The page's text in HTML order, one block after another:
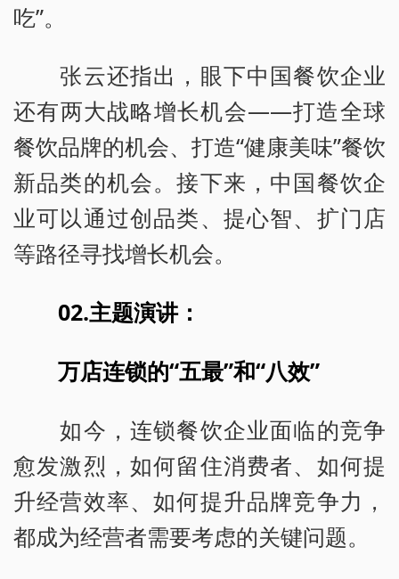
吃”。
张云还指出，眼下中国餐饮企业
还有两大战略增长机会——打造全球
餐饮品牌的机会、打造“健康美味”餐饮
新品类的机会。接下来，中国餐饮企
业可以通过创品类、提心智、扩门店
等路径寻找增长机会。
02.主题演讲：
万店连锁的“五最”和“八效”
如今，连锁餐饮企业面临的竞争
愈发激烈，如何留住消费者、如何提
升经营效率、如何提升品牌竞争力，
都成为经营者需要考虑的关键问题。